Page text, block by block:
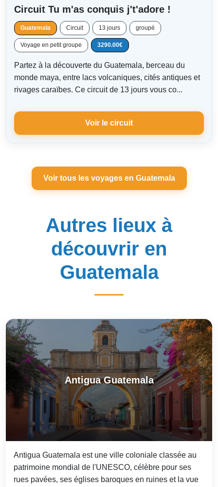
Circuit Tu m'as conquis j't'adore !
Guatemala Circuit 13 jours groupé
Voyage en petit groupe 3290.00€
Partez à la découverte du Guatemala, berceau du
monde maya, entre lacs volcaniques, cités antiques et
rivages caraïbes. Ce circuit de 13 jours vous co...
Voir le circuit
Voir tous les voyages en Guatemala
Autres lieux à
découvrir en
Guatemala
Antigua Guatemala
Antigua Guatemala est une ville coloniale classée au
patrimoine mondial de l'UNESCO, célèbre pour ses
rues pavées, ses églises baroques en ruines et la vue